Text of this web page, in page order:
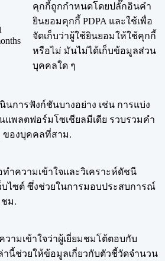
คุกกี้ถูกกำหนดโดยปลั๊กอินคำ
ยินยอมคุกกี้ PDPA และใช้เพื่อ
จัดเก็บว่าผู้ใช้ยินยอมให้ใช้คุกกี้
หรือไม่ มันไม่ได้เก็บข้อมูลส่วน
บุคคลใด ๆ
นการฟังก์ชันบางอย่าง เช่น การแบ่ง
แพลตฟอร์มโซเชียลมีเดีย รวบรวมคำ
องบุคคลที่สาม.
ำความเข้าใจและวิเคราะห์ดัชนี
ไซต์ ซึ่งช่วยในการมอบประสบการณ์
ชม.
วามเข้าใจว่าผู้เยี่ยมชมโต้ตอบกับ
านี้ช่วยให้ข้อมูลเกี่ยวกับตัวชี้วัดจำนวน